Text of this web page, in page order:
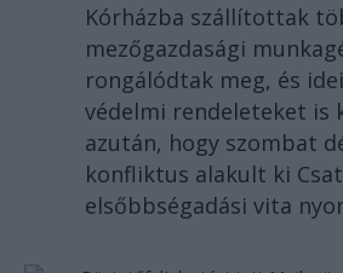
Kórházba szállítottak
mezőgazdasági
rongálódtak meg, és
védelmi rendeleteket is
azután, hogy szombat
konfliktus alakult ki
elsőbbségadási vita